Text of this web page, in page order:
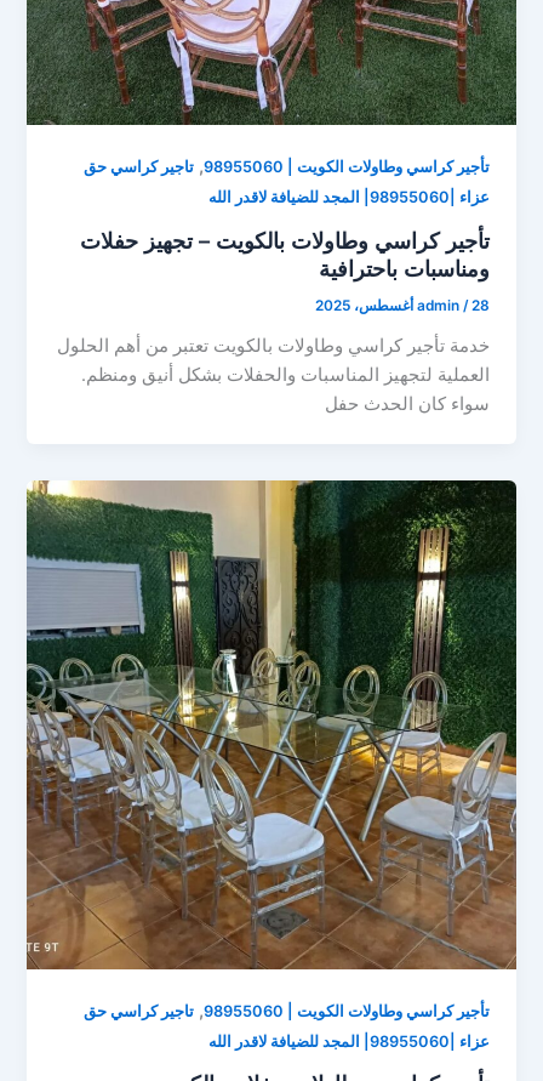
تأجير كراسي وطاولات الكويت | 98955060 ,تاجير كراسي حق
عزاء |98955060| المجد للضيافة لاقدر الله
تأجير كراسي وطاولات بالكويت – تجهيز حفلات
ومناسبات باحترافية
admin /28 أغسطس، 2025
خدمة تأجير كراسي وطاولات بالكويت تعتبر من أهم الحلول
العملية لتجهيز المناسبات والحفلات بشكل أنيق ومنظم.
سواء كان الحدث حفل
تأجير كراسي وطاولات الكويت | 98955060 ,تاجير كراسي حق
عزاء |98955060| المجد للضيافة لاقدر الله